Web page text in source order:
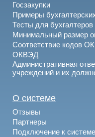
Госзакупки
Примеры
Тесты для бухгалтеров
Минимальный размер
Соответствие кодов
ОКВЭД
Административная
учреждений и их
О системе
Отзывы
Партнеры
Подключение к системе